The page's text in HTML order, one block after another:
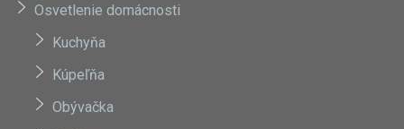
Osvetlenie domácnosti
Kuchyňa
Kúpeľňa
Obývačka